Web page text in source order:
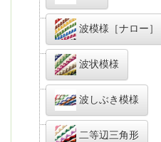
波模様［ナロー］
波状模様
波しぶき模様
二等辺三角形